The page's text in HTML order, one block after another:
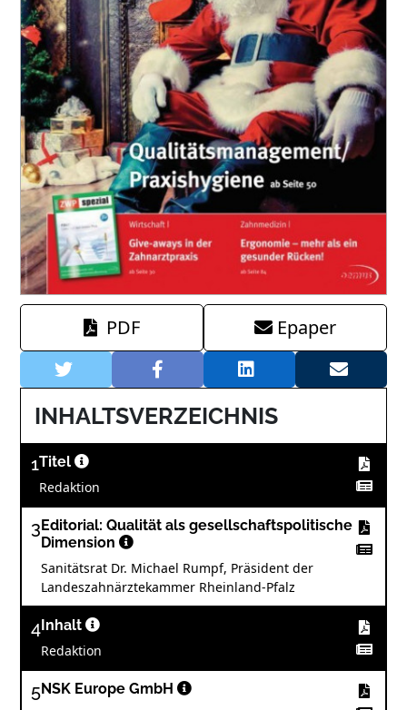
PDF Epaper
INHALTSVERZEICHNIS
1Titel
Redaktion
3 Editorial: Qualität als gesellschaftspolitische
Dimension
Sanitätsrat Dr. Michael Rumpf, Präsident der
Landeszahnärztekammer Rheinland-Pfalz
4 Inhalt
Redaktion
5NSK Europe GmbH